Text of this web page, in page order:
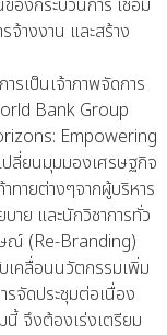
องกระบวนการ เชื่อม
จ้างงาน และสร้าง
เป็นเจ้าภาพจัดการ
Bank Group
Empowering
ปลี่ยนมุมมองเศรษฐกิจ
ทายต่างๆจากผู้บริหาร
าย และนักวิชาการทั่ว
ษณ์ (Re-Branding)
เคลื่อนนวัตกรรมเพิ่ม
รจัดประชุมต่อเนื่อง
จึงต้องเร่งเตรียม